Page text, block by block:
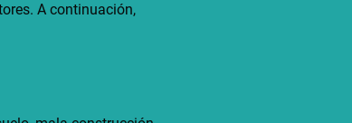
A continuación,